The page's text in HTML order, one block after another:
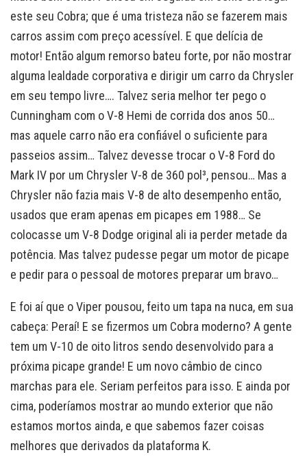
este seu Cobra; que é uma tristeza não se fazerem mais
carros assim com preço acessível. E que delícia de
motor! Então algum remorso bateu forte, por não mostrar
alguma lealdade corporativa e dirigir um carro da Chrysler
em seu tempo livre…. Talvez seria melhor ter pego o
Cunningham com o V-8 Hemi de corrida dos anos 50…
mas aquele carro não era confiável o suficiente para
passeios assim… Talvez devesse trocar o V-8 Ford do
Mark IV por um Chrysler V-8 de 360 pol³, pensou… Mas a
Chrysler não fazia mais V-8 de alto desempenho então,
usados que eram apenas em picapes em 1988… Se
colocasse um V-8 Dodge original ali ia perder metade da
potência. Mas talvez pudesse pegar um motor de picape
e pedir para o pessoal de motores preparar um bravo…
E foi aí que o Viper pousou, feito um tapa na nuca, em sua
cabeça: Peraí! E se fizermos um Cobra moderno? A gente
tem um V-10 de oito litros sendo desenvolvido para a
próxima picape grande! E um novo câmbio de cinco
marchas para ele. Seriam perfeitos para isso. E ainda por
cima, poderíamos mostrar ao mundo exterior que não
estamos mortos ainda, e que sabemos fazer coisas
melhores que derivados da plataforma K.